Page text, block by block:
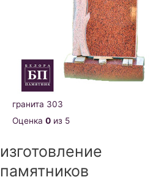
гранита 303
Оценка 0 из 5
изготовление
памятников